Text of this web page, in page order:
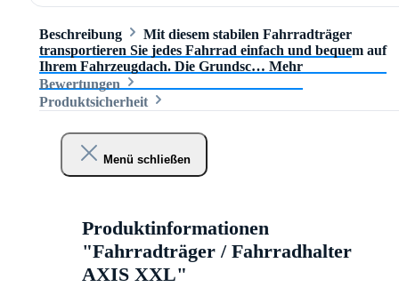
Beschreibung
Mit diesem stabilen Fahrradträger
transportieren Sie jedes Fahrrad einfach und bequem auf
Ihrem Fahrzeugdach. Die Grundsc… Mehr
Bewertungen
Produktsicherheit
Menü schließen
Produktinformationen
"Fahrradträger / Fahrradhalter
AXIS XXL"